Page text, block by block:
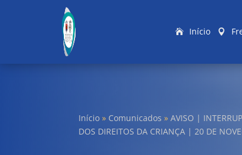
Início
Início » Comunicados »AVISO |
DOS DIREITOS DA CRIANÇA | 20 DE